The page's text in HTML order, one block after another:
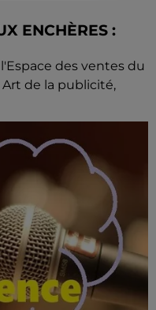
ENCHÈRES :
des ventes du
de la publicité,